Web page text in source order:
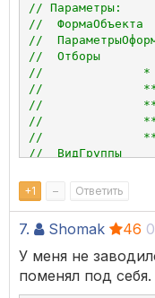
// Параметры:
//
//
//  Отборы
//              *
//              ** ТЧ
//              **
//              **
//              **
//  ВидГруппы
// Возвращаемое
//  Структура -
//  - Отбор -
//
+1 – Ответить
7. Shomak 46
У меня не
поменял под себя.